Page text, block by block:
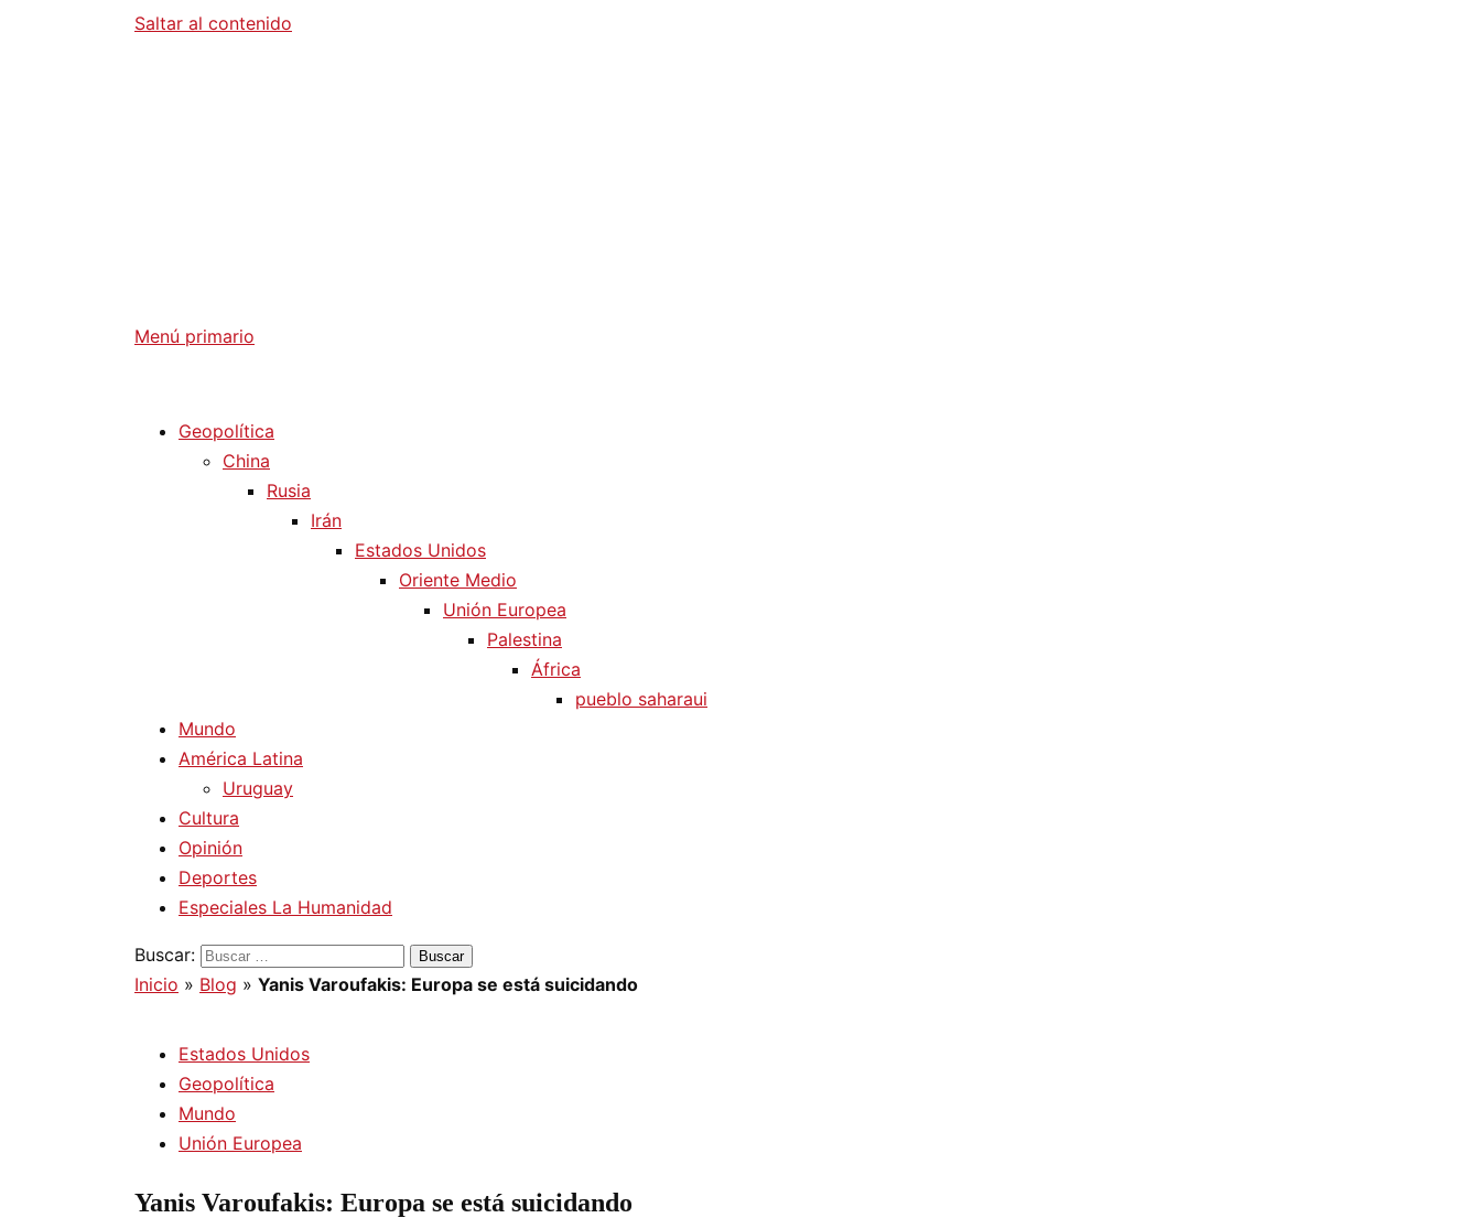
Saltar al contenido
Menú primario
Geopolítica
China
Rusia
Irán
Estados Unidos
Oriente Medio
Unión Europea
Palestina
África
pueblo saharaui
Mundo
América Latina
Uruguay
Cultura
Opinión
Deportes
Especiales La Humanidad
Buscar:
Inicio » Blog » Yanis Varoufakis: Europa se está suicidando
Estados Unidos
Geopolítica
Mundo
Unión Europea
Yanis Varoufakis: Europa se está suicidando